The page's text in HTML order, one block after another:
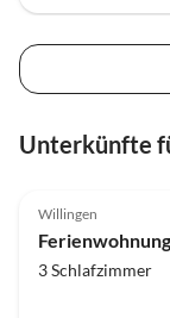
Unterkünfte
Willingen
3 Schlafzimmer